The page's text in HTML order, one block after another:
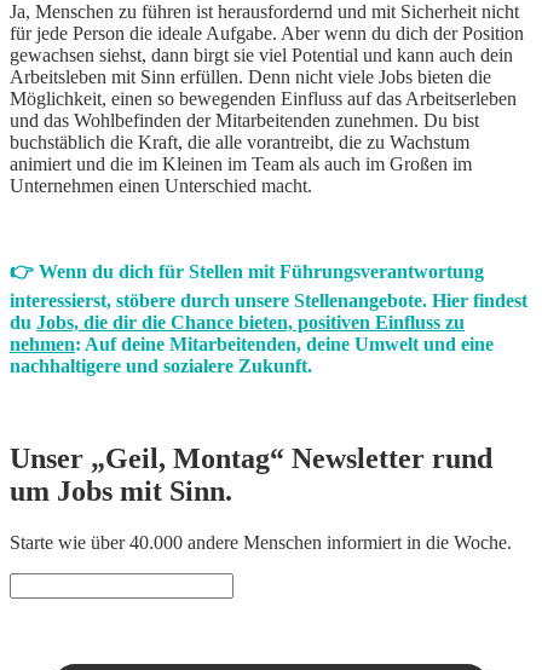
Ja, Menschen zu führen ist herausfordernd und mit Sicherheit nicht
für jede Person die ideale Aufgabe. Aber wenn du dich der Position
gewachsen siehst, dann birgt sie viel Potential und kann auch dein
Arbeitsleben mit Sinn erfüllen. Denn nicht viele Jobs bieten die
Möglichkeit, einen so bewegenden Einfluss auf das Arbeitserleben
und das Wohlbefinden der Mitarbeitenden zunehmen. Du bist
buchstäblich die Kraft, die alle vorantreibt, die zu Wachstum
animiert und die im Kleinen im Team als auch im Großen im
Unternehmen einen Unterschied macht.
👉 Wenn du dich für Stellen mit Führungsverantwortung
interessierst, stöbere durch unsere Stellenangebote. Hier findest
du Jobs, die dir die Chance bieten, positiven Einfluss zu
nehmen: Auf deine Mitarbeitenden, deine Umwelt und eine
nachhaltigere und sozialere Zukunft.
Unser „Geil, Montag“ Newsletter rund
um Jobs mit Sinn.
Starte wie über 40.000 andere Menschen informiert in die Woche.